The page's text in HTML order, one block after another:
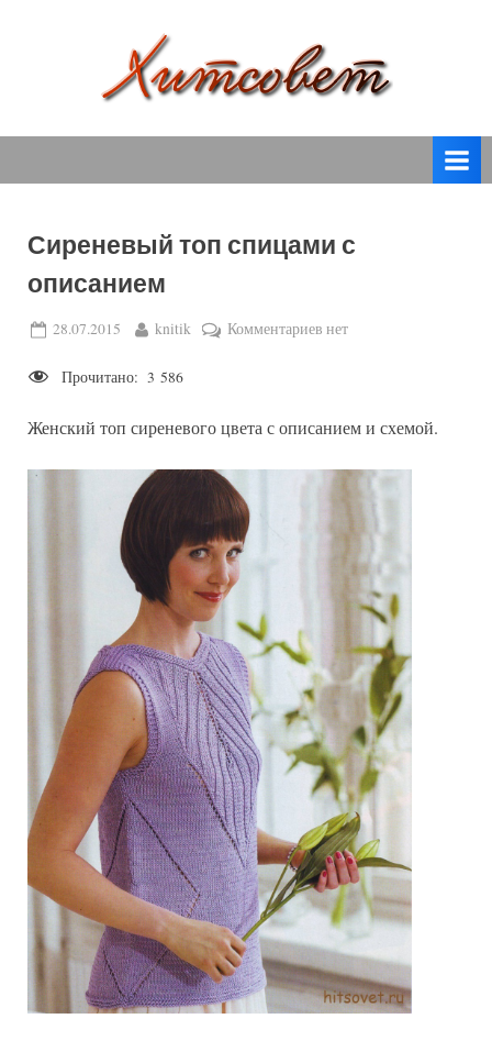
т
о
е
спицами,
крючком,
вязаные
модели
описанием
Сиреневый топ спицами с
описанием
Posted
28.07.2015 By
knitik Комментариевк
спицами
описанием
нет
Прочитано: 3 586
Женский топ сиреневого цвета с описанием и схемой.